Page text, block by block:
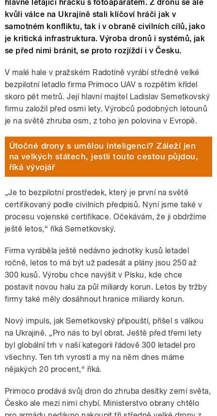
hlavně létající hračku s fotoaparátem. Z dronů se ale
kvůli válce na Ukrajině stali klíčoví hráči jak v
samotném konfliktu, tak i v obraně civilních cílů, jako
je kritická infrastruktura. Výroba dronů i systémů, jak
se před nimi bránit, se proto rozjíždí i v Česku.
V malé hale v pražském Radotíně vyrábí středně velké
bezpilotní letadlo firma Primoco UAV s rozpětím křídel
skoro pět metrů. Její hlavní majitel Ladislav Semetkovský
firmu založil před osmi lety. Výrobců podobných letounů
je na světě zhruba osm, z toho jen polovina v Evropě.
Útočné drony s umělou inteligencí? Záleží jen
na velkých státech, jestli touto cestou půjdou,
říká vývojář
„Je to bezpilotní prostředek, který je první na světě
certifikovaný podle civilních předpisů. Nyní jsme také v
procesu vojenské certifikace. Očekávám, že ji obdržíme
ještě letos,“ říká Semetkovský.
Firma vyráběla ještě nedávno jednotky kusů letadel
ročně, letos to má být už padesát a plány jsou 250 až
300 kusů. Výrobu chce navýšit v Písku, kde chce
postavit novou halu za půl miliardy korun. Letos by tržby
firmy také měly dosáhnout hranice miliardy korun.
Nový impuls, jak Semetkovský připouští, přišel s válkou
na Ukrajině. „Pro nás to byl obrat. Ještě před třemi lety
byl globální trh v naší kategorii řádově 300 letadel pro
všechny. Ten trh vyrostl a my na něm dnes máme
nějakých 20 procent,“ říká.
Primoco prodává svůj dron do zhruba desítky zemí světa,
Česko ale mezi nimi chybí. Ministerstvo obrany chtělo